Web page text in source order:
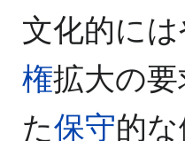
文化的に
権拡大の
た保守的